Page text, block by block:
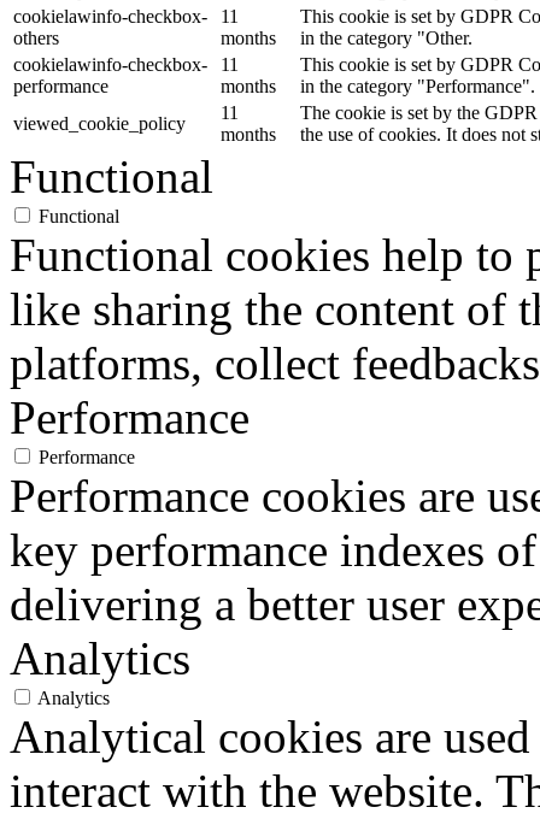
cookielawinfo-checkbox-
others
11
months
This cookie is set by GDPR
in the category "Other.
cookielawinfo-checkbox-
performance
11
months
This cookie is set by GDPR
in the category "Performance".
viewed_cookie_policy
11
months
The cookie is set by the
the use of cookies. It does not
Functional
Functional
Functional cookies help to
like sharing the content of
platforms, collect
Performance
Performance
Performance cookies are
key performance indexes
delivering a better user
Analytics
Analytics
Analytical cookies are
interact with the website.